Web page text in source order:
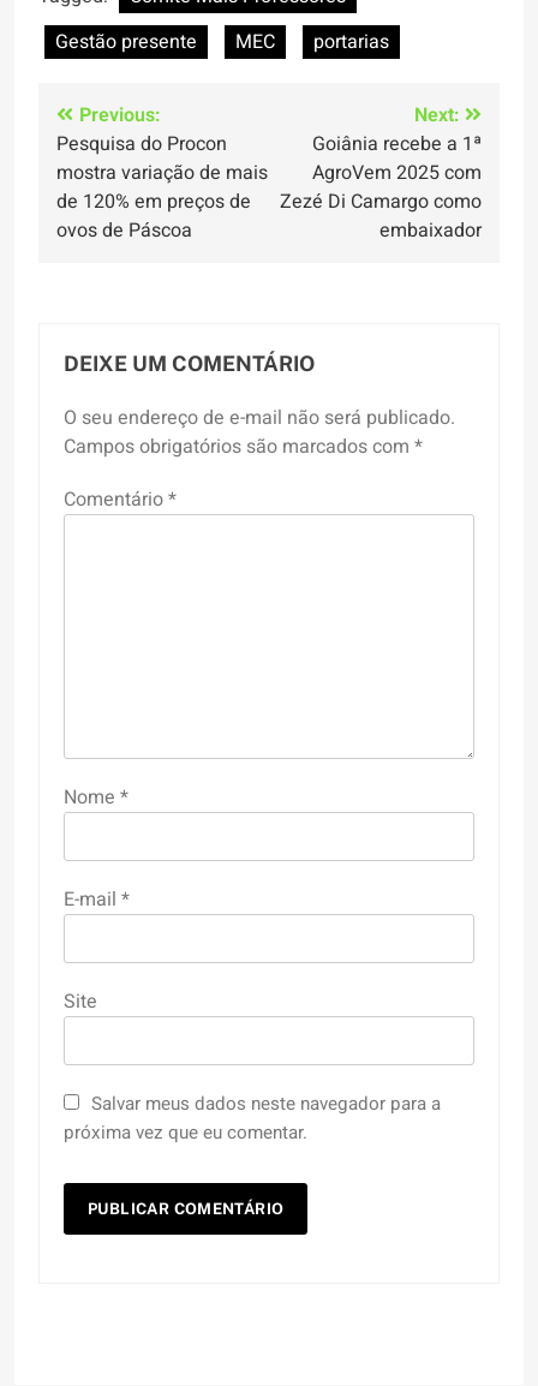
Gestão presente
MEC portarias
Navegação
de
Post
Previous:
Pesquisa do Procon
mostra variação de mais
de 120% em preços de
ovos de Páscoa
Next:
Goiânia recebe a 1ª
AgroVem 2025 com
Zezé Di Camargo como
embaixador
DEIXE UM COMENTÁRIO
O seu endereço de e-mail não será publicado.
Campos obrigatórios são marcados com *
Comentário*
Nome *
E-mail *
Site
Salvar meus dados neste navegador para a
próxima vez que eu comentar.